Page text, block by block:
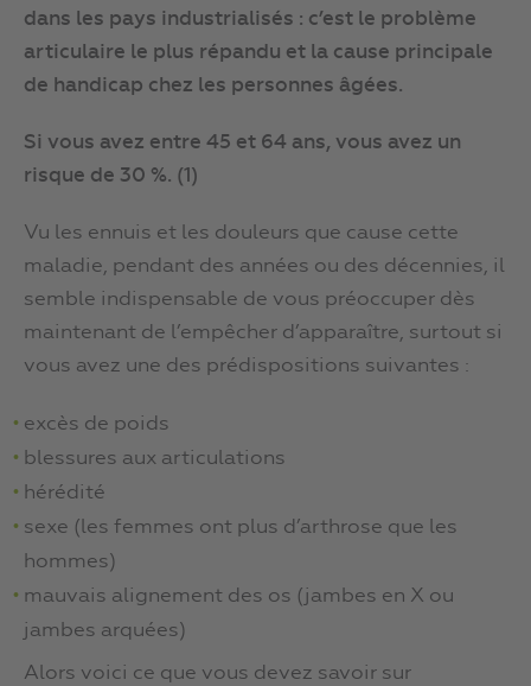
dans les pays industrialisés : c’est le problème
articulaire le plus répandu et la cause principale
de handicap chez les personnes âgées.
Si vous avez entre 45 et 64 ans, vous avez un
risque de 30 %. (1)
Vu les ennuis et les douleurs que cause cette
maladie, pendant des années ou des décennies, il
semble indispensable de vous préoccuper dès
maintenant de l’empêcher d’apparaître, surtout si
vous avez une des prédispositions suivantes :
excès de poids
blessures aux articulations
hérédité
sexe (les femmes ont plus d’arthrose que les
hommes)
mauvais alignement des os (jambes en X ou
jambes arquées)
Alors voici ce que vous devez savoir sur